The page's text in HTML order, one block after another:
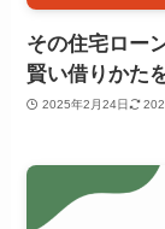
その住宅ロー
賢い借りかた
2025年2月24日